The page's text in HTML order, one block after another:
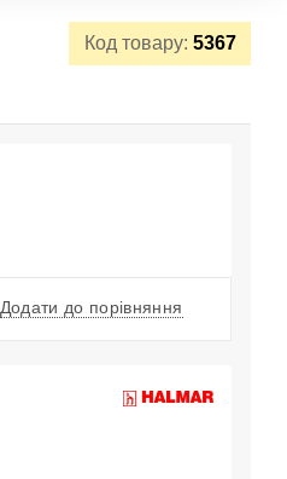
Код товару: 5367
Додати до порівняння